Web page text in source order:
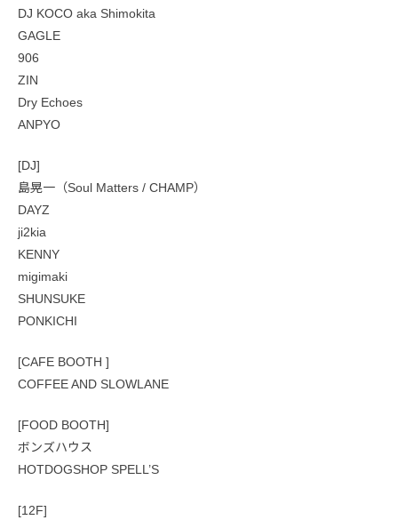
DJ KOCO aka Shimokita
GAGLE
906
ZIN
Dry Echoes
ANPYO
[DJ]
島晃一（Soul Matters / CHAMP）
DAYZ
ji2kia
KENNY
migimaki
SHUNSUKE
PONKICHI
[CAFE BOOTH ]
COFFEE AND SLOWLANE
[FOOD BOOTH]
ボンズハウス
HOTDOGSHOP SPELL’S
[12F]